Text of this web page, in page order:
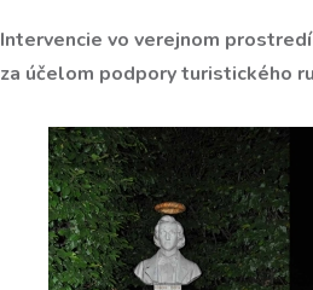
Intervencie vo verejnom
za účelom podpory turistického